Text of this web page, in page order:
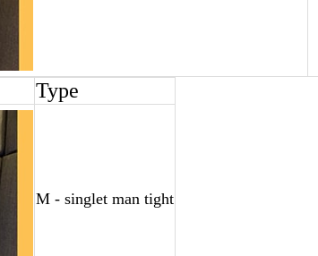
Type
M - singlet man tight